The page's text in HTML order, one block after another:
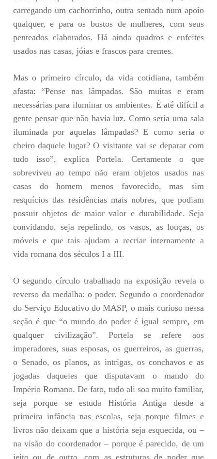
carregando um cachorrinho, outra sentada num apoio
qualquer, e para os bustos de mulheres, com seus
penteados elaborados. Há ainda quadros e enfeites
usados nas casas, jóias e frascos para cremes.
Mas o primeiro círculo, da vida cotidiana, também
afasta: “Pense nas lâmpadas. São muitas e eram
necessárias para iluminar os ambientes. É até difícil a
gente pensar que não havia luz. Como seria uma sala
iluminada por aquelas lâmpadas? E como seria o
cheiro daquele lugar? O visitante vai se deparar com
tudo isso”, explica Portela. Certamente o que
sobreviveu ao tempo não eram objetos usados nas
casas do homem menos favorecido, mas sim
resquícios das residências mais nobres, que podiam
possuir objetos de maior valor e durabilidade. Seja
convidando, seja repelindo, os vasos, as louças, os
móveis e que tais ajudam a recriar internamente a
vida romana dos séculos I a III.
O segundo círculo trabalhado na exposição revela o
reverso da medalha: o poder. Segundo o coordenador
do Serviço Educativo do MASP, o mais curioso nessa
seção é que “o mundo do poder é igual sempre, em
qualquer civilização”. Portela se refere aos
imperadores, suas esposas, os guerreiros, as guerras,
o Senado, os planos, as intrigas, os conchavos e as
jogadas daqueles que disputavam o mando do
Império Romano. De fato, tudo ali soa muito familiar,
seja porque se estuda História Antiga desde a
primeira infância nas escolas, seja porque filmes e
livros não deixam que a história seja esquecida, ou –
na visão do coordenador – porque é parecido, de um
jeito ou de outro, com as estruturas de poder que